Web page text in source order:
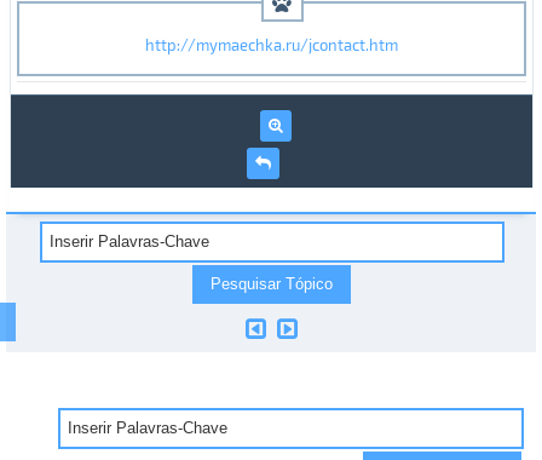
http://mymaechka.ru/jcontact.htm